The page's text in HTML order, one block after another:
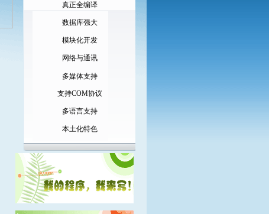
真正全编译
数据库强大
模块化开发
网络与通讯
多媒体支持
支持COM协议
多语言支持
本土化特色